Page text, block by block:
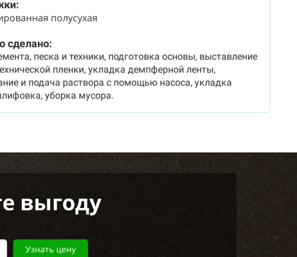
:
полусухая
сделано:
песка и техники, подготовка основы, выставление
пленки, укладка демпферной ленты,
и подача раствора с помощью насоса, укладка
уборка мусора.
выгоду
Узнать цену